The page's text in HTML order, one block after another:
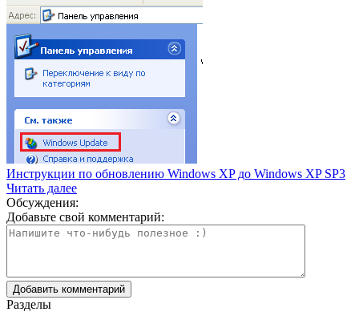
Инструкции по обновлению Windows XP до Windows XP SP3
Читать далее
Обсуждения:
Добавьте свой комментарий:
Разделы